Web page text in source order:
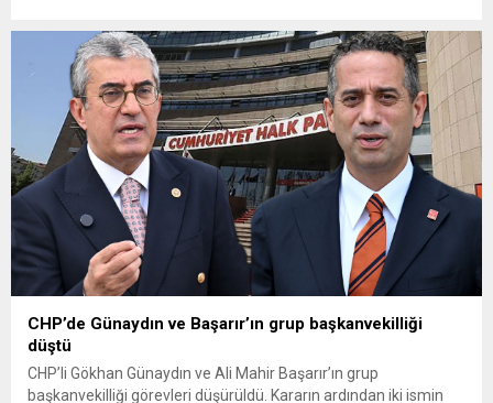
fiyatların çiftçinin artan maliyetlerini karşılamaktan uzak
olduğunu savunarak fiyatların yeniden değerlendirilmesi
çağrısında...
CHP’de Günaydın ve Başarır’ın grup başkanvekilliği
düştü
CHP’li Gökhan Günaydın ve Ali Mahir Başarır’ın grup
başkanvekilliği görevleri düşürüldü. Kararın ardından iki ismin